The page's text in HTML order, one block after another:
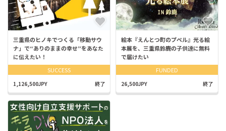
三重県のヒノキでつくる「移動サウ
ナ」で“ありのままの幸せ”をあなた
に伝えたい！
SUCCESS
1,126,500JPY 終了
絵本『えんとつ町のプペル』光る絵
本展を、三重県鈴鹿の子供達に無料
で届けたい
FUNDED
26,500JPY 終了